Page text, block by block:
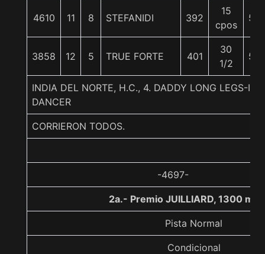
4610 11 8 STEFANIDI 392
15
cpos
55
3858 12 5 TRUE FORTE 401
30
1/2
54
INDIA DEL NORTE, H.C., 4. DADDY LONG LEGS-
DANCER
CORRIERON TODOS.
-4697-
2a.- Premio JUILLIARD, 1300
Pista Normal
Condicional